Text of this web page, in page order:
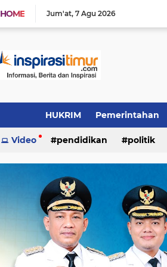
HOME Jum'at 7 Agu 2026
Indeks
HUKRIM
(1502)
Pemerintahan
(1324)
PENDIDIKAN POLITIK
(337) (244)
Daerah
(96)
OTOMOTIF
(90)
LIFE STYLE
Video pendidikan politik
video/foto